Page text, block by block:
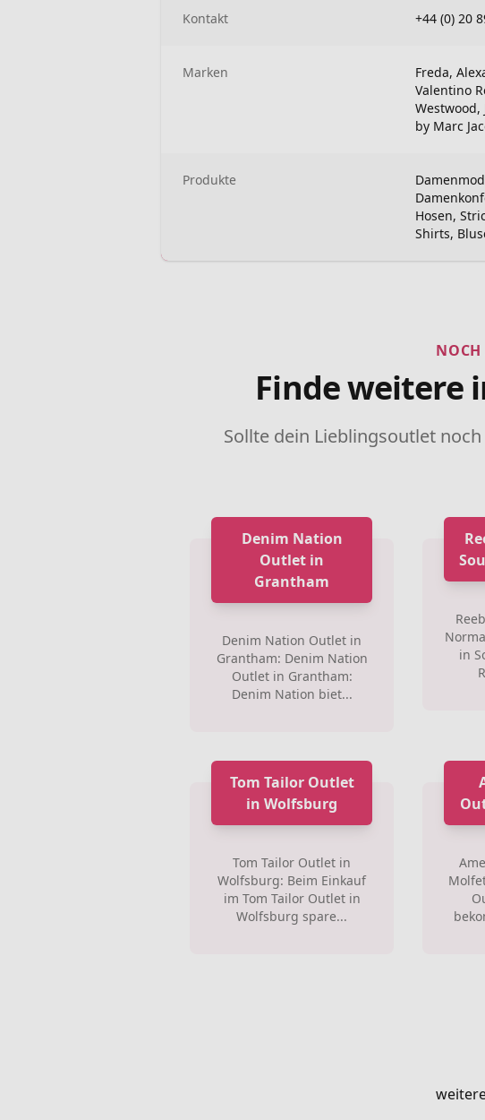
Kontakt +44 (0) 20
Marken
Freda,
Valentino
Westwood,
by Marc
Produkte
Hosen,
Shirts,
NOCH
Finde weitere
Sollte dein Lieblingsoutlet
Denim Nation
Outlet in
Grantham
Denim Nation Outlet in
Grantham: Denim Nation
Outlet in Grantham:
Denim Nation biet...
in
Tom Tailor Outlet
in Wolfsburg
Tom Tailor Outlet in
Wolfsburg: Beim Einkauf
im Tom Tailor Outlet in
Wolfsburg spare...